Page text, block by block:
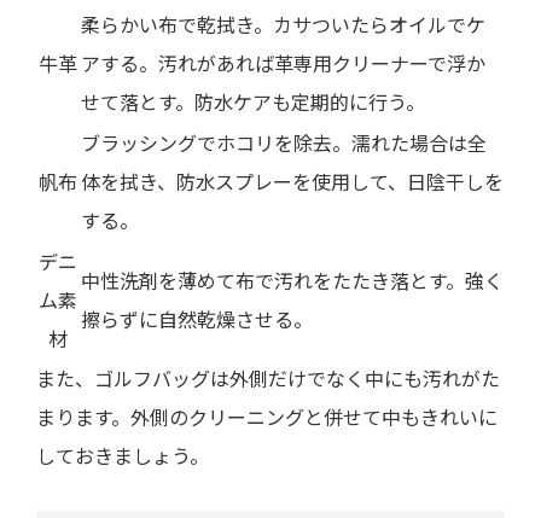
牛革
柔らかい布で乾拭き。カサついたらオイルでケ
アする。汚れがあれば革専用クリーナーで浮か
せて落とす。防水ケアも定期的に行う。
帆布
ブラッシングでホコリを除去。濡れた場合は全
体を拭き、防水スプレーを使用して、日陰干しを
する。
デニ
ム素
材
中性洗剤を薄めて布で汚れをたたき落とす。強く
擦らずに自然乾燥させる。
また、ゴルフバッグは外側だけでなく中にも汚れがた
まります。外側のクリーニングと併せて中もきれいに
しておきましょう。